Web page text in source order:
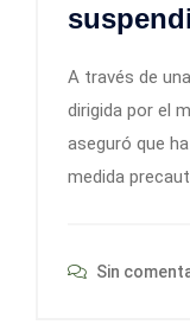
A través de
dirigida por el
aseguró que
medida
Sin